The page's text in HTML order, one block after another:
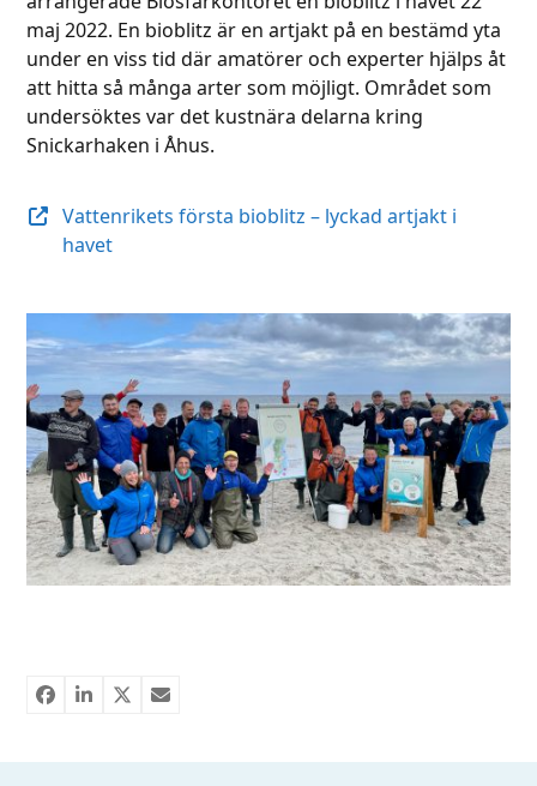
maj 2022. En bioblitz är en artjakt på en bestämd yta
under en viss tid där amatörer och experter hjälps åt
att hitta så många arter som möjligt. Området som
undersöktes var det kustnära delarna kring
Snickarhaken i Åhus.
Vattenrikets första bioblitz – lyckad artjakt i
havet